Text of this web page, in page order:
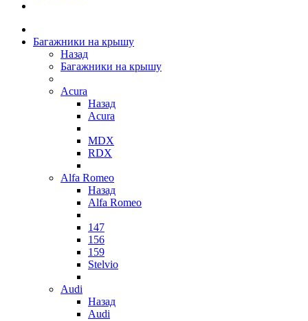
Багажники на крышу
Назад
Багажники на крышу
Acura
Назад
Acura
MDX
RDX
Alfa Romeo
Назад
Alfa Romeo
147
156
159
Stelvio
Audi
Назад
Audi